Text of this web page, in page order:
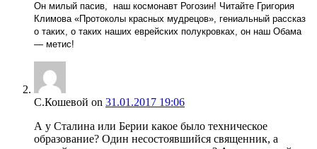
Он милый пасив, наш космонавт Рогозин! Читайте Григория
Климова «Протоколы красных мудрецов», гениальный рассказ
о таких, о таких наших еврейских полукровках, он наш Обама
— метис!
С.Кошевой on 31.01.2017 19:06
А у Сталина или Берии какое было техническое
образование? Один несостоявшийся священник, а